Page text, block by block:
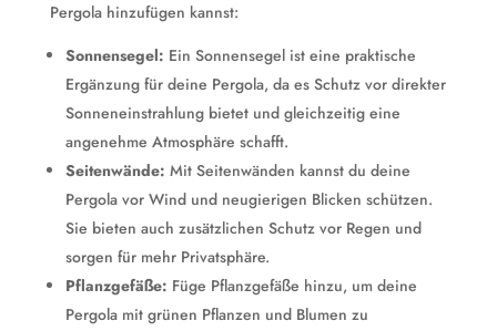
Pergola hinzufügen kannst:
Sonnensegel: Ein Sonnensegel ist eine praktische
Ergänzung für deine Pergola, da es Schutz vor direkter
Sonneneinstrahlung bietet und gleichzeitig eine
angenehme Atmosphäre schafft.
Seitenwände: Mit Seitenwänden kannst du deine
Pergola vor Wind und neugierigen Blicken schützen.
Sie bieten auch zusätzlichen Schutz vor Regen und
sorgen für mehr Privatsphäre.
Pflanzgefäße: Füge Pflanzgefäße hinzu, um deine
Pergola mit grünen Pflanzen und Blumen zu